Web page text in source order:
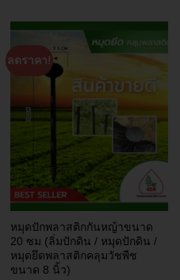
ลดราคา!
หมุดปักพลาสติกกันหญ้าขนาด
20 ซม (ลิ่มปักดิน / หมุดปักดิน /
หมุดยึดพลาสติกคลุมวัชพืช
ขนาด 8 นิ้ว)